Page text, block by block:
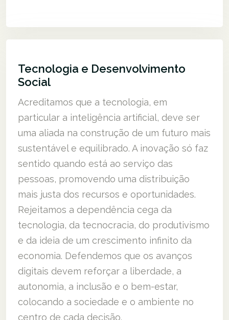
Tecnologia e Desenvolvimento
Social
Acreditamos que a tecnologia, em
particular a inteligência artificial, deve ser
uma aliada na construção de um futuro mais
sustentável e equilibrado. A inovação só faz
sentido quando está ao serviço das
pessoas, promovendo uma distribuição
mais justa dos recursos e oportunidades.
Rejeitamos a dependência cega da
tecnologia, da tecnocracia, do produtivismo
e da ideia de um crescimento infinito da
economia. Defendemos que os avanços
digitais devem reforçar a liberdade, a
autonomia, a inclusão e o bem-estar,
colocando a sociedade e o ambiente no
centro de cada decisão.